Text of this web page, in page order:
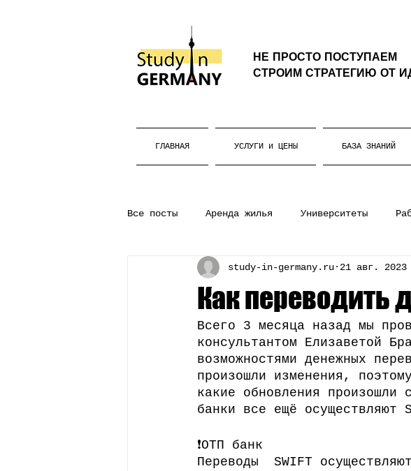
НЕ ПРОСТО ПОСТУПАЕМ
СТРОИМ СТРАТЕГИЮ ОТ
ГЛАВНАЯ УСЛУГИ и ЦЕНЫ БАЗА ЗНАНИЙ
Все посты Аренда жилья Университеты
Бакалавриат Жизнь в Германии
Стипендии Профессии Наука
Как переводить
study-in-germany.ru 21 авг. 2023
Всего 3 месяца назад мы
консультантом Елизаветой
возможностями денежных
произошли изменения,
какие обновления
банки все ещё осуществляют
❗️ОТП банк
Переводы  SWIFT